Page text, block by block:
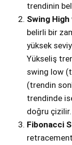
trendinin
Swing High
belirli bir
yüksek
Yükseliş
swing low
(trendin
trendinde
doğru çizilir.
Fibonacci